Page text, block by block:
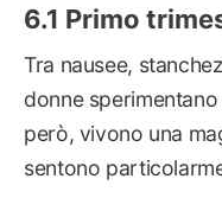
Primo
Tra nausee,
donne
però, vivono una
sentono